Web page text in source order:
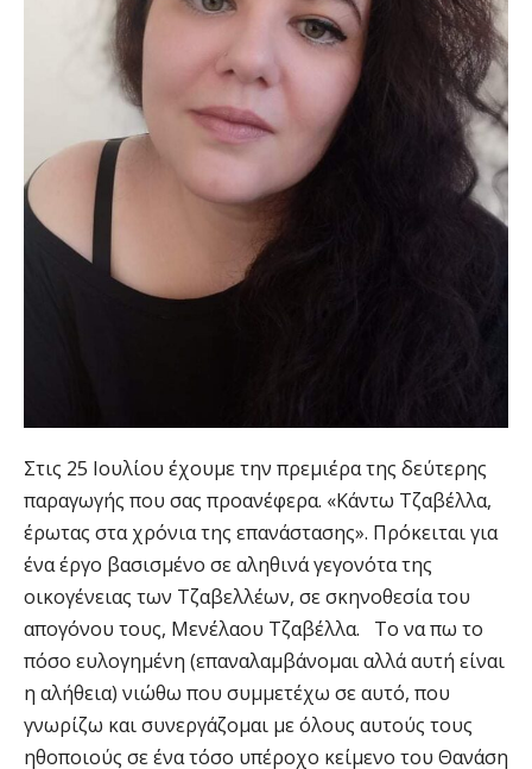
Στις 25 Ιουλίου έχουμε την πρεμιέρα της δεύτερης
παραγωγής που σας προανέφερα. «Κάντω Τζαβέλλα,
έρωτας στα χρόνια της επανάστασης». Πρόκειται για
ένα έργο βασισμένο σε αληθινά γεγονότα της
οικογένειας των Τζαβελλέων, σε σκηνοθεσία του
απογόνου τους, Μενέλαου Τζαβέλλα. Το να πω το
πόσο ευλογημένη (επαναλαμβάνομαι αλλά αυτή είναι
η αλήθεια) νιώθω που συμμετέχω σε αυτό, που
γνωρίζω και συνεργάζομαι με όλους αυτούς τους
ηθοποιούς σε ένα τόσο υπέροχο κείμενο του Θανάση